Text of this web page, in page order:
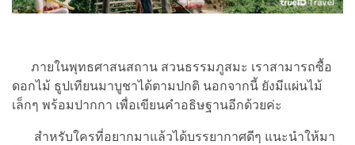
ภายในพุทธศาสนสถาน สวนธรรมภูสมะ เราสามารถซื้อ
ดอกไม้ ธูปเทียนมาบูชาได้ตามปกติ นอกจากนี้ ยังมีแผ่นไม้
เล็กๆ พร้อมปากกา เพื่อเขียนคำอธิษฐานอีกด้วยค่ะ
สำหรับใครที่อยากมาแล้วได้บรรยากาศดีๆ แนะนำให้มา